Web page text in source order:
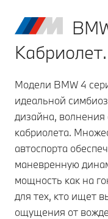
Кабриолет.
Модели BMW 4
идеальной
дизайна,
кабриолета.
автоспорта
маневренную
мощность как на
для тех, кто ищет
ощущения от